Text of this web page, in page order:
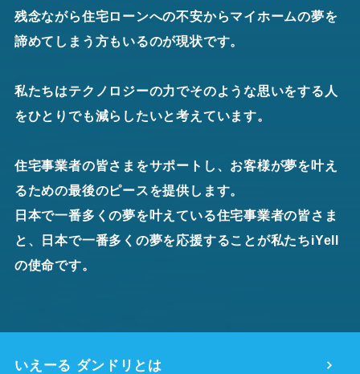
残念ながら住宅ローンへの不安からマイホームの夢を
諦めてしまう方もいるのが現状です。
私たちはテクノロジーの力でそのような思いをする人
をひとりでも減らしたいと考えています。
住宅事業者の皆さまをサポートし、お客様が夢を叶え
るための最後のピースを提供します。
日本で一番多くの夢を叶えている住宅事業者の皆さま
と、日本で一番多くの夢を応援することが私たちiYell
の使命です。
いえーる ダンドリとは